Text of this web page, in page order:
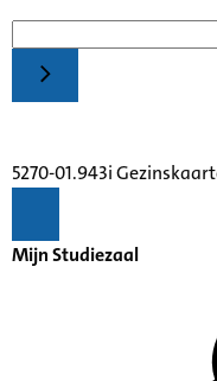
5270-01.943i
Mijn Studiezaal